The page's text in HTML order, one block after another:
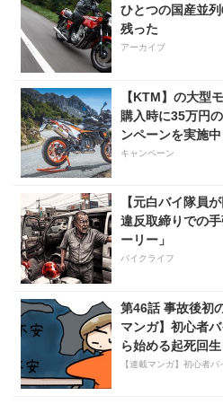
ひとつの国産並
残った
アーカイブ
【KTM】の大型
購入時に35万円
ンペーンを実施中
キャンペーン
【元白バイ隊員
違反取締りでの
ーリー」
バイクライフ
第46話 事故後初
マンガ】初心者
ら始める起死回